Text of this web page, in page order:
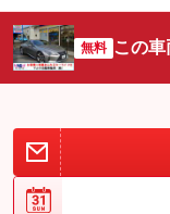
：装備あり
サイドカメラ
：装備なし
：装備なし
無料 この